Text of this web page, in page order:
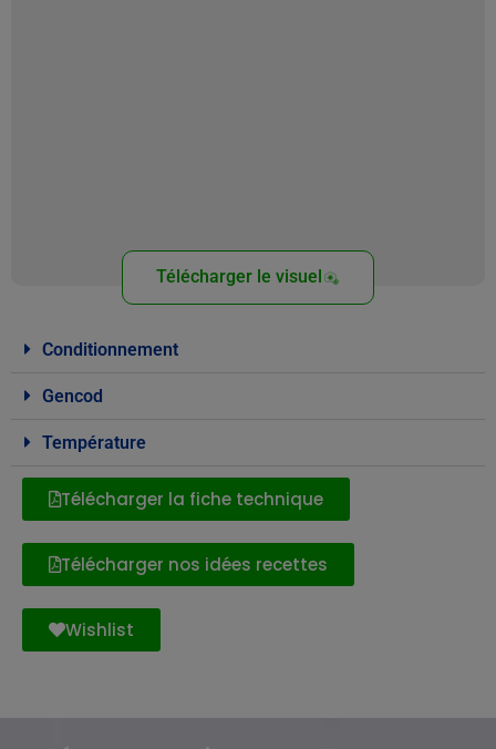
Télécharger le visuel
Conditionnement
Gencod
Température
Télécharger la fiche technique
Télécharger nos idées recettes
Wishlist